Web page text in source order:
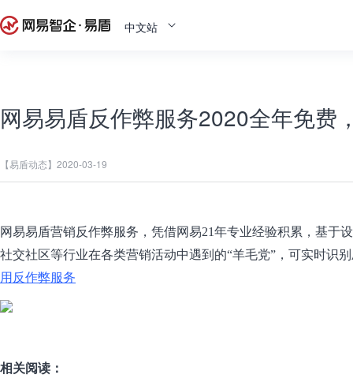
中文站
网易易盾反作弊服务2020全年免费
【易盾动态】 2020-03-19
网易易盾营销反作弊服务，凭借网易21年专业经验积累，基于
社交社区等行业在各类营销活动中遇到的“羊毛党”，可实时识
用反作弊服务
相关阅读：